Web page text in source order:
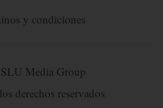
y condiciones
Media Group
derechos reservados